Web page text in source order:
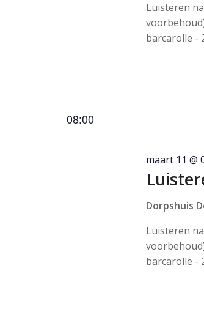
Luisteren
barcarolle -
08:00
maart 11 @
Dorpshuis
Luisteren
barcarolle -